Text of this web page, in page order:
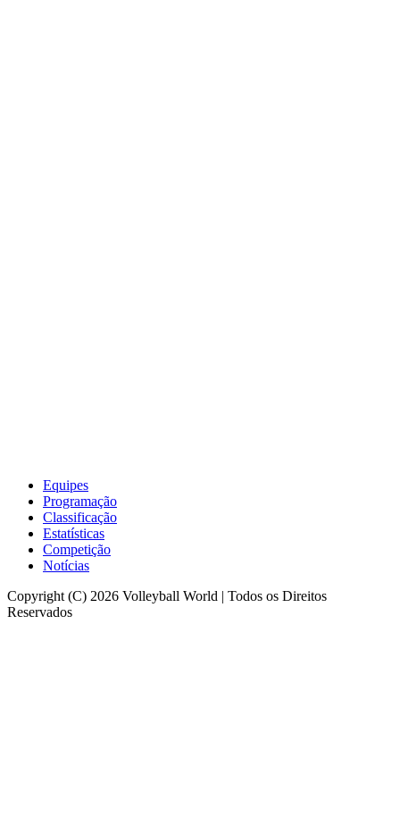
Equipes
Programação
Classificação
Estatísticas
Competição
Notícias
Copyright (C) 2026 Volleyball World | Todos os Direitos
Reservados